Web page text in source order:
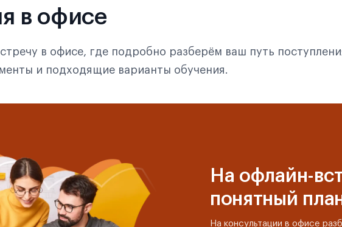
в офисе
в офисе, где подробно разберём ваш путь
и подходящие варианты обучения.
На офлайн-
понятный
На консультации в офисе